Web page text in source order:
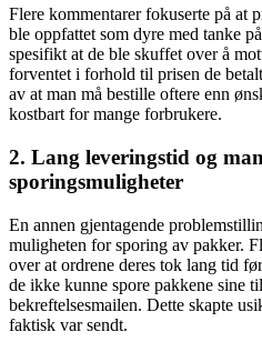
Flere kommentarer fokuserte på at
ble oppfattet som dyre med tanke
spesifikt at de ble skuffet over å
forventet i forhold til prisen de
av at man må bestille oftere enn
kostbart for mange forbrukere.
2. Lang leveringstid og
sporingsmuligheter
En annen gjentagende
muligheten for sporing av pakker.
over at ordrene deres tok lang tid
de ikke kunne spore pakkene sine
bekreftelsesmailen. Dette skapte
faktisk var sendt.